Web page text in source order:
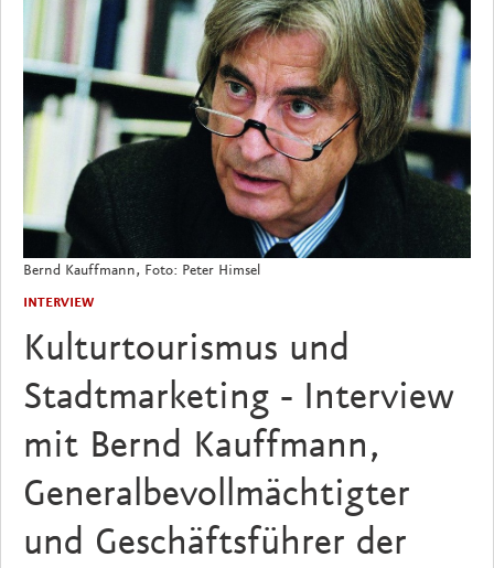
Bernd Kauffmann, Foto: Peter Himsel
INTERVIEW
Kulturtourismus und
Stadtmarketing - Interview
mit Bernd Kauffmann,
Generalbevollmächtigter
und Geschäftsführer der